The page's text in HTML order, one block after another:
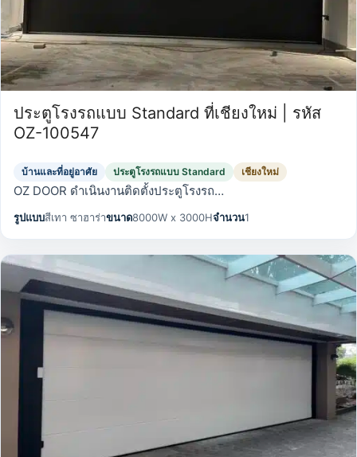
ประตูโรงรถแบบ Standard ที่เชียงใหม่ | รหัส
OZ-100547
บ้านและที่อยู่อาศัย ประตูโรงรถแบบ Standard เชียงใหม่
OZ DOOR ดำเนินงานติดตั้งประตูโรงรถ…
รูปแบบสีเทา ซาฮาร่าขนาด8000W x 3000Hจำนวน1